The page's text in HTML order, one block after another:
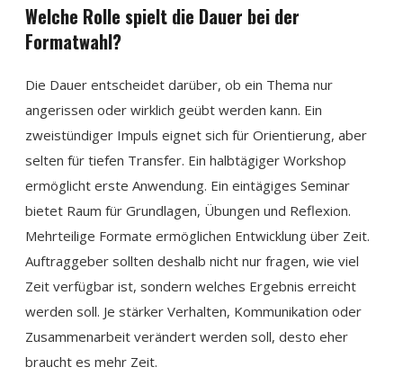
Welche Rolle spielt die Dauer bei der
Formatwahl?
Die Dauer entscheidet darüber, ob ein Thema nur
angerissen oder wirklich geübt werden kann. Ein
zweistündiger Impuls eignet sich für Orientierung, aber
selten für tiefen Transfer. Ein halbtägiger Workshop
ermöglicht erste Anwendung. Ein eintägiges Seminar
bietet Raum für Grundlagen, Übungen und Reflexion.
Mehrteilige Formate ermöglichen Entwicklung über Zeit.
Auftraggeber sollten deshalb nicht nur fragen, wie viel
Zeit verfügbar ist, sondern welches Ergebnis erreicht
werden soll. Je stärker Verhalten, Kommunikation oder
Zusammenarbeit verändert werden soll, desto eher
braucht es mehr Zeit.